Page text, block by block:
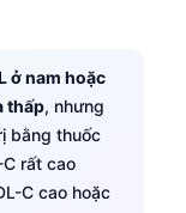
ở nam hoặc
thấp, nhưng
bằng thuốc
rất cao
C cao hoặc